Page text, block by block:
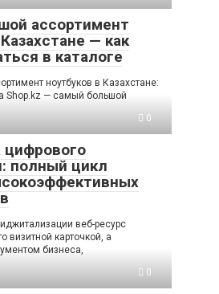
ассортимент
— как
в каталоге
ноутбуков в Казахстане:
Shop.kz — самый большой
0
цифрового
полный цикл
веб-ресурс
визитной карточкой, а
бизнеса,
0